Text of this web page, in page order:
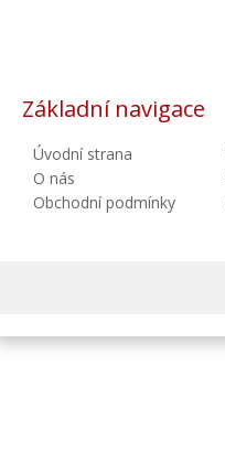
Základní navigace
Úvodní strana
O nás
Obchodní podmínky